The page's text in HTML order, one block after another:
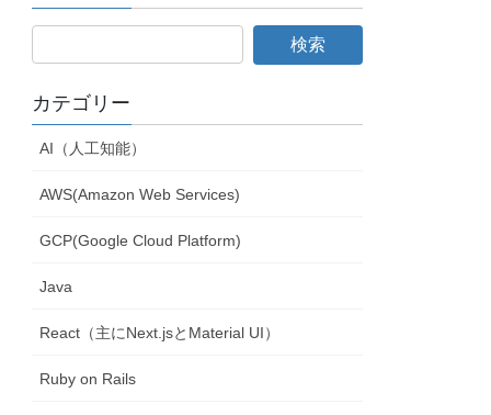
カテゴリー
AI（人工知能）
AWS(Amazon Web Services)
GCP(Google Cloud Platform)
Java
React（主にNext.jsとMaterial UI）
Ruby on Rails